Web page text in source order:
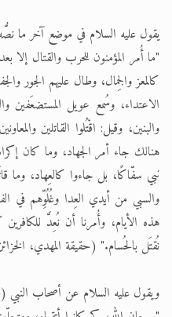
يقول عليه السلام في موضع آخر ما
"ما أُمر المؤمنون للحرب والقتال إلا
كالمعز والجِمال، وطال عليهم الجور
الاعتداء، وسُمع عويل المستضعَفين
والبنين، وقيل: اقْتُلوا القاتلين
هنالك جاء أمر الجهاد، وما كان
نبي سفّاكًا، بل جاءوا كالعِهاد، وما
والسبي من أيدي العِدا وغُلُوِّهم في
هذه الأيام، وأُمرنا أن نُعِدَّ
نُقتَل بالحُسام." (حقيقة المهدي، الخزائن
ويقول عليه السلام عن أصحاب النبي